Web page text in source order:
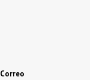
Correo